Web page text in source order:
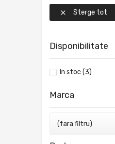
 Sterge tot
Disponibilitate
In stoc (3)
Marca
(fara filtru)